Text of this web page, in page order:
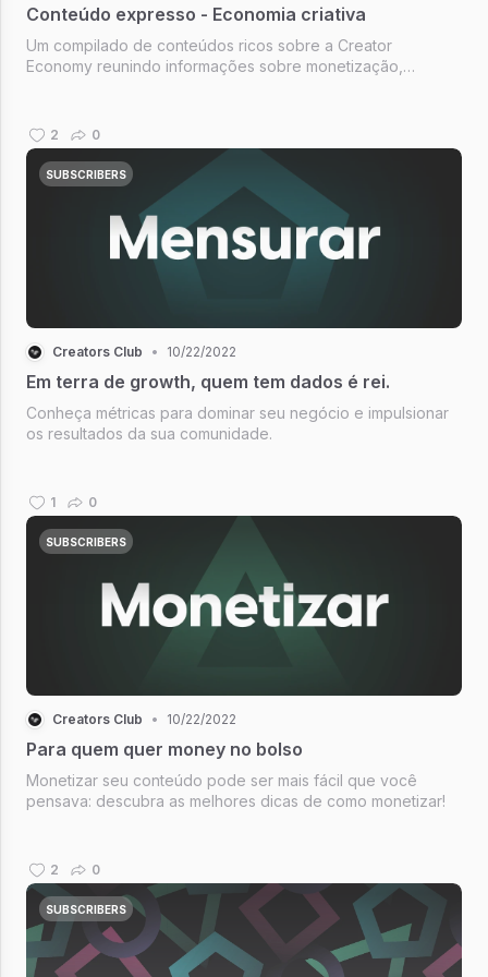
Conteúdo expresso - Economia criativa
Um compilado de conteúdos ricos sobre a Creator
Economy reunindo informações sobre monetização,
2 0
SUBSCRIBERS
Creators Club • 10/22/2022
Em terra de growth, quem tem dados é rei.
Conheça métricas para dominar seu negócio e impulsionar
os resultados da sua comunidade.
1 0
SUBSCRIBERS
Creators Club • 10/22/2022
Para quem quer money no bolso
Monetizar seu conteúdo pode ser mais fácil que você
pensava: descubra as melhores dicas de como monetizar!
2 0
SUBSCRIBERS